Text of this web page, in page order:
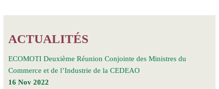
ACTUALITÉS
ECOMOTI Deuxième Réunion Conjointe des Ministres du
Commerce et de l’Industrie de la CEDEAO
16 Nov 2022